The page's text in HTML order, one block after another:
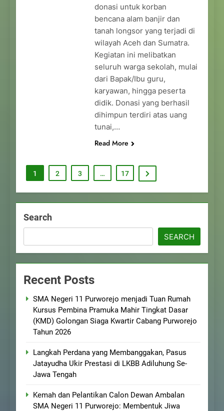
donasi untuk korban
bencana alam banjir dan
tanah longsor yang terjadi di
wilayah Aceh dan Sumatra.
Kegiatan ini melibatkan
seluruh warga sekolah, mulai
dari Bapak/Ibu guru,
karyawan, hingga peserta
didik. Donasi yang berhasil
dihimpun terdiri atas uang
tunai,…
Read More
1 2 3 … 17
Search
SEARCH
Recent Posts
SMA Negeri 11 Purworejo menjadi Tuan Rumah
Kursus Pembina Pramuka Mahir Tingkat Dasar
(KMD) Golongan Siaga Kwartir Cabang Purworejo
Tahun 2026
Langkah Perdana yang Membanggakan, Pasus
Jatayudha Ukir Prestasi di LKBB Adiluhung Se-
Jawa Tengah
Kemah dan Pelantikan Calon Dewan Ambalan
SMA Negeri 11 Purworejo: Membentuk Jiwa